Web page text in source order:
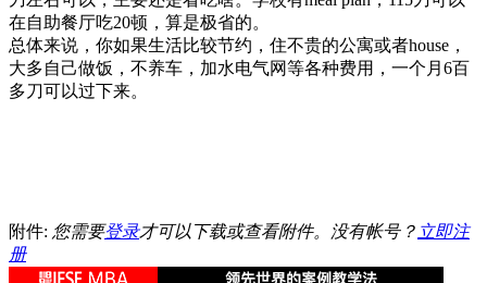
在自助餐厅吃20顿，算是极省的。
总体来说，你如果生活比较节约，住不贵的公寓或者house，
大多自己做饭，不养车，加水电气网等各种费用，一个月6百
多刀可以过下来。
附件: 您需要登录才可以下载或查看附件。没有帐号？ 立即注
册